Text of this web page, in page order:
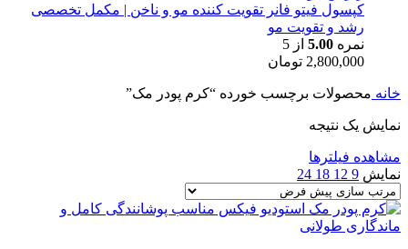
کپسول فیتو فانر تقویت کننده مو و ناخن | مکمل تخصصی
رشد و تقویت مو
نمره 5.00 از 5
2,800,000 تومان
خانه محصولات برچسب خورده “کرم پودر مک”
نمایش یک نتیجه
مشاهده فیلترها
نمایش 9
12
18
24